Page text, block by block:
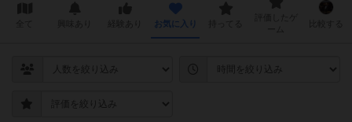
お気に入り